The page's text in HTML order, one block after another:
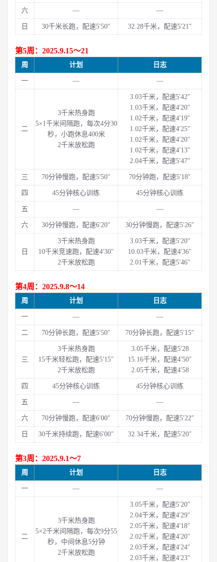
六 — —
日 30千米长跑，配速5′50″ 32.28千米，配速5′21″
第5周：2025.9.15～21
周 计划 日志
一 — —
二
3千米热身跑
5×1千米间隔跑，每次4分30
秒，小跑休息400米
2千米放松跑
3.03千米，配速5′42″
1.03千米，配速4′20″
1.02千米，配速4′19″
1.02千米，配速4′25″
1.02千米，配速4′20″
1.02千米，配速4′13″
2.04千米，配速5′47″
三 70分钟慢跑，配速5′50″ 70分钟跑，配速5′18″
四 45分钟核心训练 45分钟核心训练
五 — —
六 30分钟慢跑，配速6′20″ 30分钟慢跑，配速5′26″
日
3千米热身跑
10千米竞速跑，配速4′30″
2千米放松跑
3.03千米，配速5′20″
10.03千米，配速4′36″
2.01千米，配速5′46″
第4周：2025.9.8～14
周 计划 日志
一 — —
二 70分钟长跑，配速5′50″ 70分钟长跑，配速5′15″
三
3千米热身跑
15千米轻松跑，配速5′15″
2千米放松跑
3.05千米，配速5′28
15.16千米，配速4′50″
2.05千米，配速4′58
四 45分钟核心训练 45分钟核心训练
五 — —
六 70分钟慢跑，配速6′00″ 70分钟慢跑，配速5′22″
日 30千米持续跑，配速6′00″ 32.34千米，配速5′20″
第3周：2025.9.1～7
周 计划 日志
一 — —
二
3千米热身跑
5×2千米间隔跑，每次9分55
秒，中间休息5分钟
2千米放松跑
3.05千米，配速5′20″
2.04千米，配速4′29″
2.05千米，配速4′18″
2.02千米，配速4′20″
2.03千米，配速4′24″
2.03千米，配速4′23″